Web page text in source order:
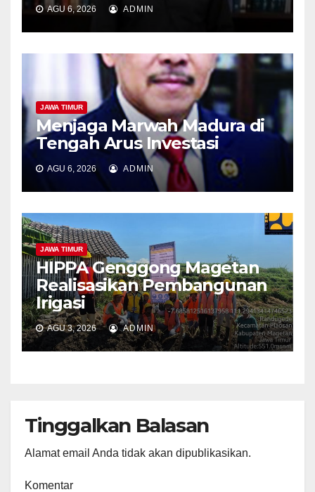
AGU 6, 2026 ADMIN
JAWA TIMUR
Menjaga Marwah Madura di
Tengah Arus Investasi
AGU 6, 2026 ADMIN
JAWA TIMUR
HIPPA Genggong Magetan
Realisasikan Pembangunan
Irigasi
AGU 3, 2026 ADMIN
Tinggalkan Balasan
Alamat email Anda tidak akan dipublikasikan.
Komentar